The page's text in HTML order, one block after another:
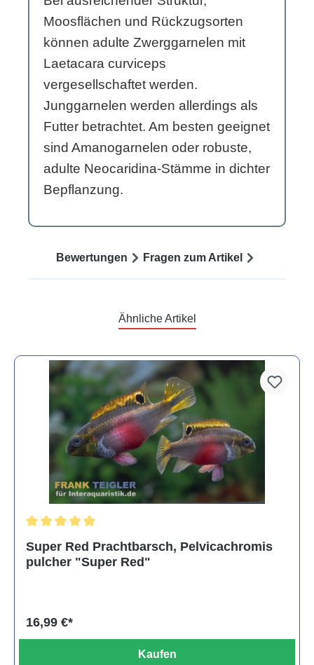
Moosflächen und Rückzugsorten
können adulte Zwerggarnelen mit
Laetacara curviceps
vergesellschaftet werden.
Junggarnelen werden allerdings als
Futter betrachtet. Am besten geeignet
sind Amanogarnelen oder robuste,
adulte Neocaridina-Stämme in dichter
Bepflanzung.
Bewertungen Fragen zum Artikel
Ähnliche Artikel
Super Red Prachtbarsch, Pelvicachromis
pulcher "Super Red"
16,99 €*
Kaufen